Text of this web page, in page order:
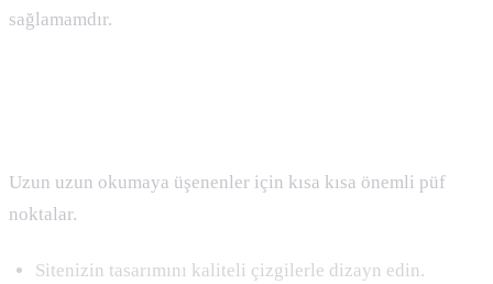
sağlamamdır.
Uzun uzun okumaya üşenenler için kısa kısa önemli püf
noktalar.
Sitenizin tasarımını kaliteli çizgilerle dizayn edin.